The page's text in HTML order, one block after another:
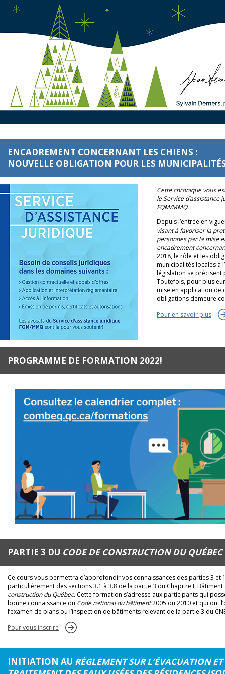
ENCADREMENT CONCERNANT LES CHIENS :
NOUVELLE OBLIGATION POUR LES
Cette chronique vous
le Service d’assistance
FQM/MMQ.
Depuis l’entrée en
visant à favoriser la
personnes par la mise
encadrement
2018, le rôle et les
municipalités locales à
législation se précisent
Toutefois, pour
mise en application de
obligations demeure
Pour en savoir plus
PROGRAMME DE FORMATION 2022!
PARTIE 3 DU CODE DE CONSTRUCTION DU QUÉBEC
Ce cours vous permettra d’approfondir vos connaissances des parties 3 et
particulièrement des sections 3.1 à 3.8 de la partie 3 du Chapitre I,
construction du Québec. Cette formation s’adresse aux participants qui
bonne connaissance du Code national du bâtiment2005 ou 2010 et qui ont
l’examen de plans ou l’inspection de bâtiments relevant de la partie 3 du
Pour vous inscrire
INITIATION AU RÈGLEMENT SUR L’ÉVACUATION ET